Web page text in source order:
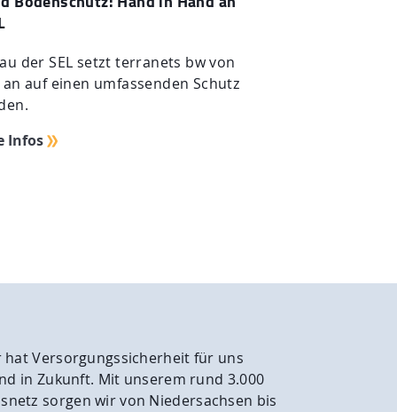
der SEL setzt terranets bw von
auf einen umfassenden Schutz
Infos
Versorgungssicherheit für uns
in Zukunft. Mit unserem rund 3.000
sorgen wir von Niedersachsen bis